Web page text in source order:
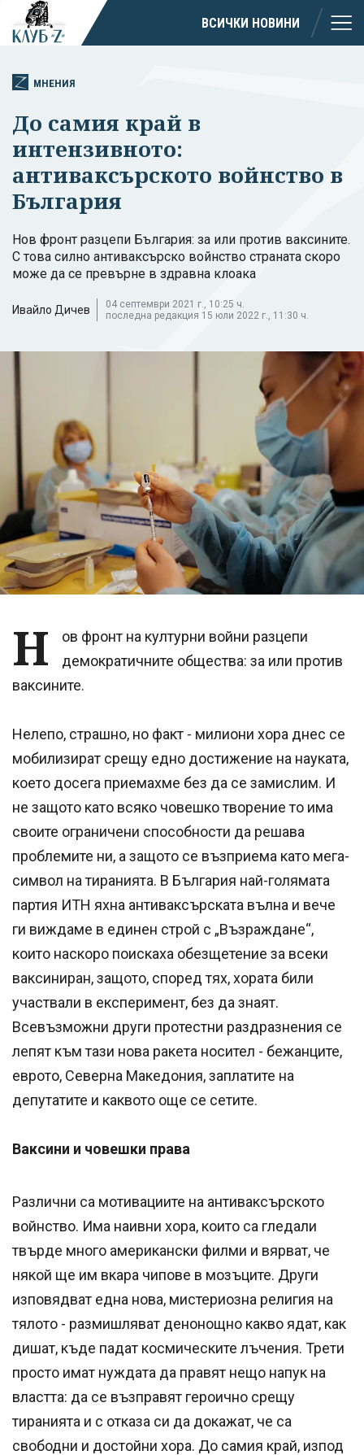
ВСИЧКИ НОВИНИ
МНЕНИЯ
До самия край в
интензивното:
антиваксърското войнство в
България
Нов фронт разцепи България: за или против ваксините.
С това силно антиваксърско войнство страната скоро
може да се превърне в здравна клоака
Ивайло Дичев
04 септември 2021 г., 10:25 ч.
последна редакция 15 юли 2022 г., 11:30 ч.
Н
ов фронт на културни войни разцепи
демократичните общества: за или против
ваксините.
Нелепо, страшно, но факт - милиони хора днес се
мобилизират срещу едно достижение на науката,
което досега приемахме без да се замислим. И
не защото като всяко човешко творение то има
своите ограничени способности да решава
проблемите ни, а защото се възприема като мега-
символ на тиранията. В България най-голямата
партия ИТН яхна антиваксърската вълна и вече
ги виждаме в единен строй с „Възраждане“,
които наскоро поискаха обезщетение за всеки
ваксиниран, защото, според тях, хората били
участвали в експеримент, без да знаят.
Всевъзможни други протестни раздразнения се
лепят към тази нова ракета носител - бежанците,
еврото, Северна Македония, заплатите на
депутатите и каквото още се сетите.
Ваксини и човешки права
Различни са мотивациите на антиваксърското
войнство. Има наивни хора, които са гледали
твърде много американски филми и вярват, че
някой ще им вкара чипове в мозъците. Други
изповядват една нова, мистериозна религия на
тялото - размишляват денонощно какво ядат, как
дишат, къде падат космическите лъчения. Трети
просто имат нуждата да правят нещо напук на
властта: да се възправят героично срещу
тиранията и с отказа си да докажат, че са
свободни и достойни хора. До самия край, изпод